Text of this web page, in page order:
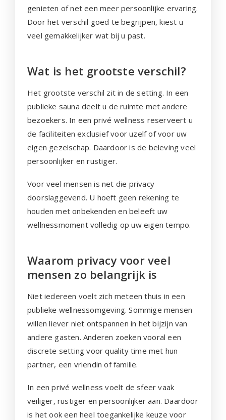
genieten of net een meer persoonlijke ervaring.
Door het verschil goed te begrijpen, kiest u
veel gemakkelijker wat bij u past.
Wat is het grootste verschil?
Het grootste verschil zit in de setting. In een
publieke sauna deelt u de ruimte met andere
bezoekers. In een privé wellness reserveert u
de faciliteiten exclusief voor uzelf of voor uw
eigen gezelschap. Daardoor is de beleving veel
persoonlijker en rustiger.
Voor veel mensen is net die privacy
doorslaggevend. U hoeft geen rekening te
houden met onbekenden en beleeft uw
wellnessmoment volledig op uw eigen tempo.
Waarom privacy voor veel
mensen zo belangrijk is
Niet iedereen voelt zich meteen thuis in een
publieke wellnessomgeving. Sommige mensen
willen liever niet ontspannen in het bijzijn van
andere gasten. Anderen zoeken vooral een
discrete setting voor quality time met hun
partner, een vriendin of familie.
In een privé wellness voelt de sfeer vaak
veiliger, rustiger en persoonlijker aan. Daardoor
is het ook een heel toegankelijke keuze voor